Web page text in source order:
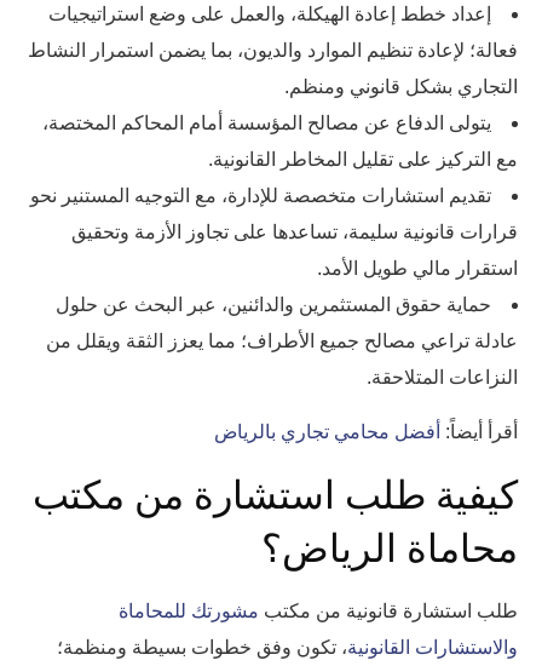
إعداد خطط إعادة الهيكلة، والعمل على وضع استراتيجيات
فعالة؛ لإعادة تنظيم الموارد والديون، بما يضمن استمرار النشاط
التجاري بشكل قانوني ومنظم.
يتولى الدفاع عن مصالح المؤسسة أمام المحاكم المختصة،
مع التركيز على تقليل المخاطر القانونية.
تقديم استشارات متخصصة للإدارة، مع التوجيه المستنير نحو
قرارات قانونية سليمة، تساعدها على تجاوز الأزمة وتحقيق
استقرار مالي طويل الأمد.
حماية حقوق المستثمرين والدائنين، عبر البحث عن حلول
عادلة تراعي مصالح جميع الأطراف؛ مما يعزز الثقة ويقلل من
النزاعات المتلاحقة.
أقرأ أيضاً: أفضل محامي تجاري بالرياض
كيفية طلب استشارة من مكتب
محاماة الرياض؟
طلب استشارة قانونية من مكتب مشورتك للمحاماة
والاستشارات القانونية، تكون وفق خطوات بسيطة ومنظمة؛